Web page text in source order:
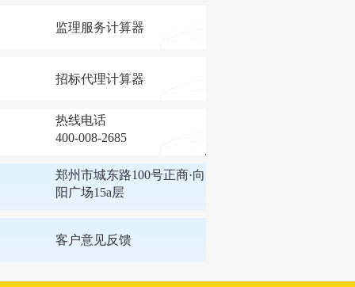
监理服务计算器
招标代理计算器
热线电话
400-008-2685
郑州市城东路100号正商·向
阳广场15a层
客户意见反馈